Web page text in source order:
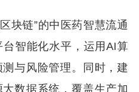
块链”的中医药智慧流通
智能化水平，运用AI算
与风险管理。同时，建
数据系统，覆盖生产加